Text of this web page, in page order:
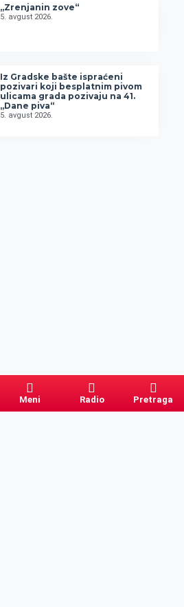
„Zrenjanin zove“
5. avgust 2026.
Iz Gradske bašte ispraćeni
pozivari koji besplatnim pivom
ulicama grada pozivaju na 41.
„Dane piva“
5. avgust 2026.
Meni Radio Pretraga